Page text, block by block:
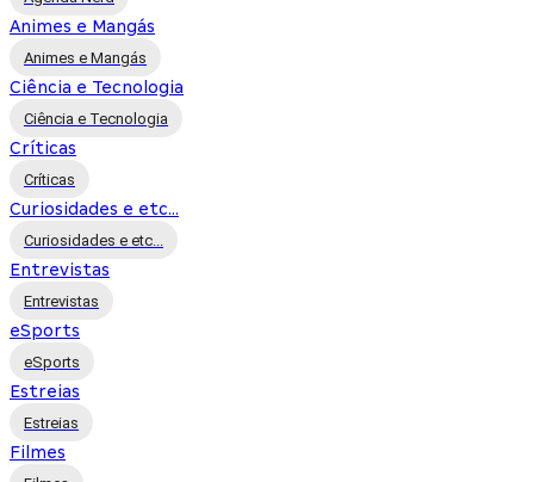
Animes e Mangás
Animes e Mangás
Ciência e Tecnologia
Ciência e Tecnologia
Críticas
Críticas
Curiosidades e etc...
Curiosidades e etc...
Entrevistas
Entrevistas
eSports
eSports
Estreias
Estreias
Filmes